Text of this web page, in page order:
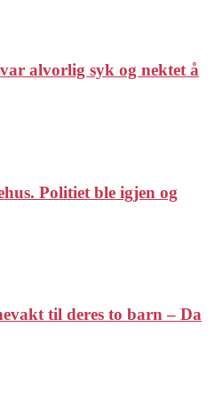
alvorlig syk og nektet å
Politiet ble igjen og
til deres to barn – Da